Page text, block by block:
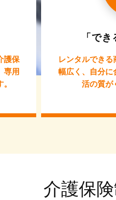
護保
専用
「で
レンタルでき
幅広く、自分
活の質が
介護保